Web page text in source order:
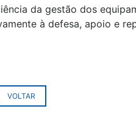
da gestão dos
à defesa, apoio e
VOLTAR